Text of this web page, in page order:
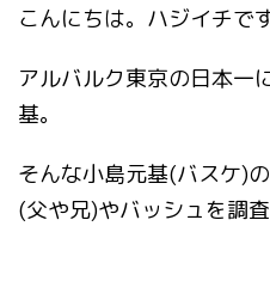
こんにちは。ハジイチです
アルバルク東京の日本一
基。
そんな小島元基(バスケ)
(父や兄)やバッシュを調